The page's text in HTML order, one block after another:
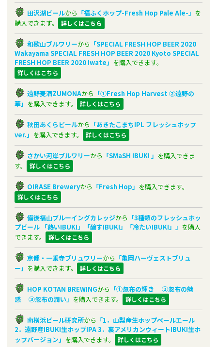
田沢湖ビールから 「福ふくホップ-Fresh Hop Pale Ale-」 を
購入できます。
詳しくはこちら
和歌山ブルワリーから 「SPECIAL FRESH HOP BEER 2020
Wakayama SPECIAL FRESH HOP BEER 2020 Kyoto SPECIAL
FRESH HOP BEER 2020 Iwate」 を購入できます。
詳しくはこちら
遠野麦酒ZUMONAから 「①Fresh Hop Harvest②遠野の
華」 を購入できます。 詳しくはこちら
秋田あくらビールから 「あきたこまちIPL フレッシュホップ
ver.」 を購入できます。 詳しくはこちら
さかい河岸ブルワリーから 「SMaSH IBUKI 」 を購入できま
す。
詳しくはこちら
OIRASE Breweryから 「Fresh Hop」 を購入できます。
詳しくはこちら
備後福山ブルーイングカレッジから 「3種類のフレッシュホッ
プビール 「熱いIBUKI」「醸すIBUKI」「冷たいIBUKI」」 を購入
できます。
詳しくはこちら
京都・一乗寺ブリュワリーから 「亀岡ハーヴェストブリュ
ー」 を購入できます。 詳しくはこちら
HOP KOTAN BREWINGから 「①忽布の輝き
②忽布の魅
惑
③忽布の潤い」 を購入できます。 詳しくはこちら
南横浜ビール研究所から 「1．山梨産生ホップペールエール
2．遠野産IBUKI生ホップIPA3．裏アメリカンウィートIBUKI生ホ
ップバージョン」 を購入できます。 詳しくはこちら